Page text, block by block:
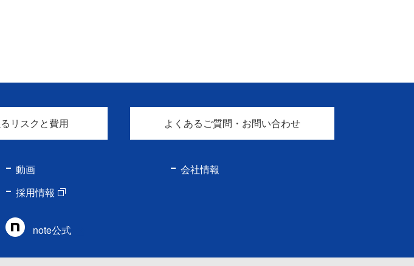
リスクと費用 よくあるご質問・お問い合わせ
動画
会社情報
採用情報
note公式